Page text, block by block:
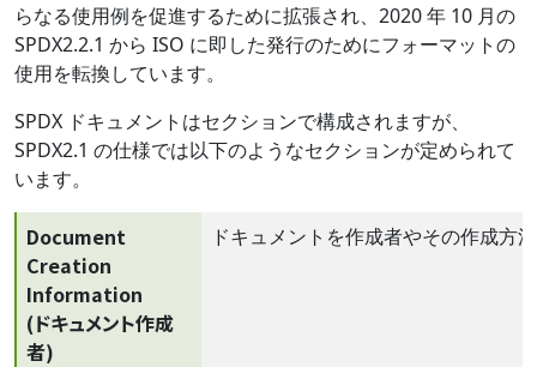
らなる使用例を促進するために拡張され、2020 年 10 月の
SPDX2.2.1 から ISO に即した発行のためにフォーマットの
使用を転換しています。
SPDX ドキュメントはセクションで構成されますが、
SPDX2.1 の仕様では以下のようなセクションが定められて
います。
Document
Creation
Information
(ドキュメント作成
者)
ドキュメントを作成者やその作成方